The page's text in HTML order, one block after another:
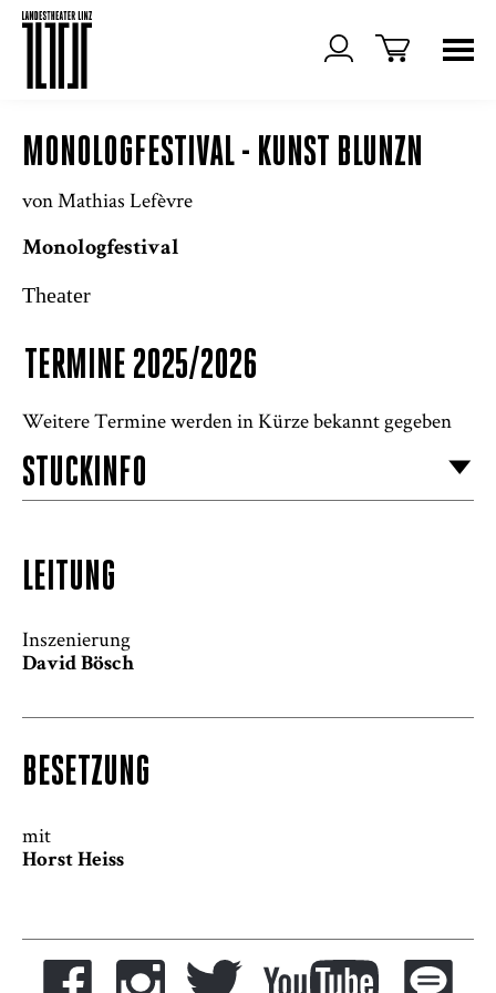
MONOLOGFESTIVAL - KUNST BLUNZN
von Mathias Lefèvre
Monologfestival
Theater
TERMINE 2025/2026
Weitere Termine werden in Kürze bekannt gegeben
STÜCKINFO
LEITUNG
Inszenierung
David Bösch
BESETZUNG
mit
Horst Heiss